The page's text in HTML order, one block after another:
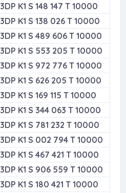
3DP K1 S 148 147 T 10000
3DP K1 S 138 026 T 10000
3DP K1 S 489 606 T 10000
3DP K1 S 553 205 T 10000
3DP K1 S 972 776 T 10000
3DP K1 S 626 205 T 10000
3DP K1 S 169 115 T 10000
3DP K1 S 344 063 T 10000
3DP K1 S 781 232 T 10000
3DP K1 S 002 794 T 10000
3DP K1 S 467 421 T 10000
3DP K1 S 906 559 T 10000
3DP K1 S 180 421 T 10000